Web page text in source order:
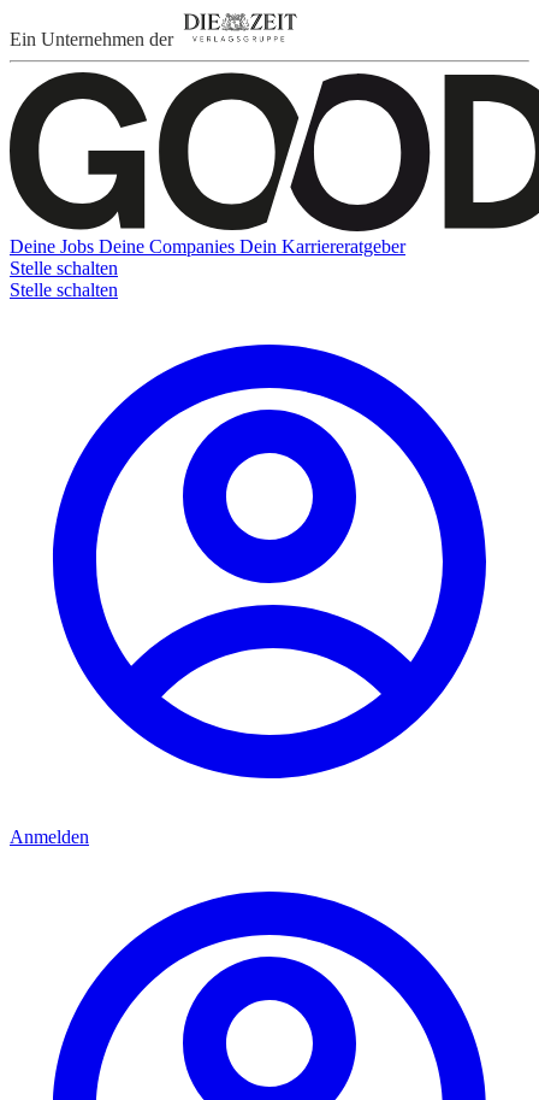
Ein Unternehmen der
Deine Jobs Deine Companies Dein Karriereratgeber
Stelle schalten
Stelle schalten
Anmelden